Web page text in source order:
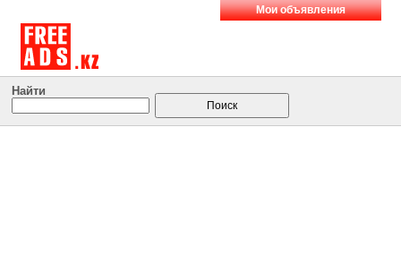
Мои объявления
Найти